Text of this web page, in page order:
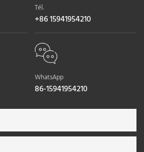
Tél.
+86 15941954210
WhatsApp
86-15941954210